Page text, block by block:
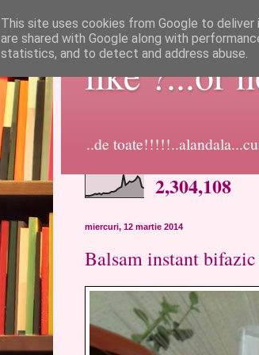
like ?...or
..de
2,304,108
miercuri, 12 martie 2014
Balsam instant
This site uses cookies from Google to
are shared with Google along with
statistics, and to detect and address abuse.